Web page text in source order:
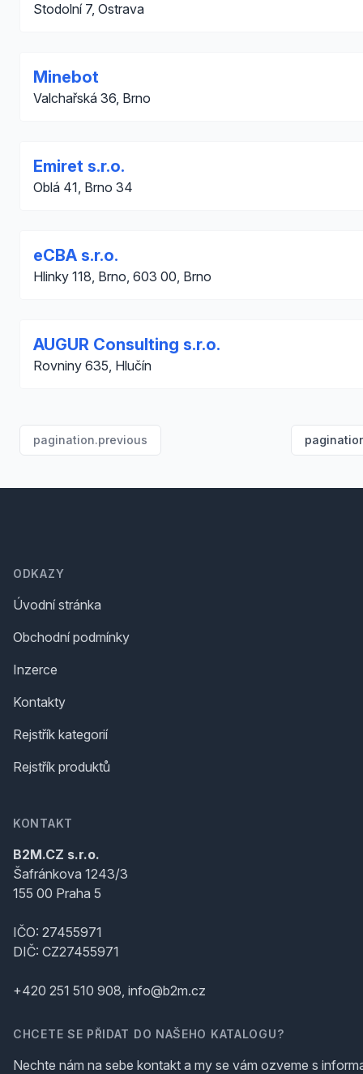
Stodolní 7, Ostrava
Minebot
Valchařská 36, Brno
Emiret s.r.o.
Oblá 41, Brno 34
eCBA s.r.o.
Hlinky 118, Brno, 603 00, Brno
AUGUR Consulting s.r.o.
Rovniny 635, Hlučín
pagination.previous
ODKAZY
Úvodní stránka
Obchodní podmínky
Inzerce
Kontakty
Rejstřík kategorií
Rejstřík produktů
KONTAKT
B2M.CZ s.r.o.
Šafránkova 1243/3
155 00 Praha 5
IČO: 27455971
DIČ: CZ27455971
+420 251 510 908, info@b2m.cz
CHCETE SE PŘIDAT DO NAŠEHO KATALOGU?
Nechte nám na sebe kontakt a my se vám ozveme s